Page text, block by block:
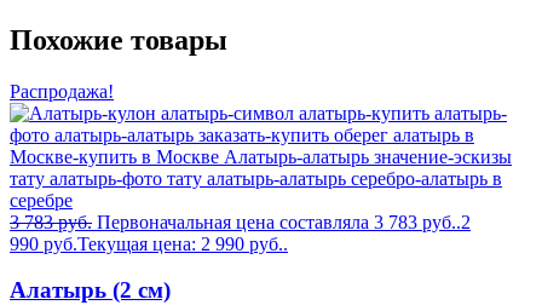
Похожие товары
Распродажа!
3 783руб. Первоначальная цена составляла 3 783 руб..2
990 руб.Текущая цена: 2 990 руб..
Алатырь (2 см)